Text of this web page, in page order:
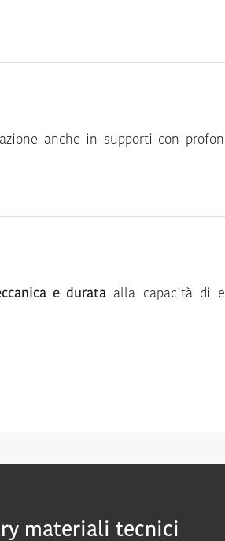
anche in supporti con
e durata alla capacità di
materiali tecnici